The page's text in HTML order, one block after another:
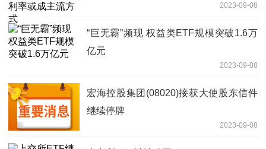
2023-09-08
“巨无霸”频现 权益类ETF规模突破1.6万
亿元
2023-09-08
宏海控股集团(08020)接获大使股东信件
继续停牌
2023-09-08